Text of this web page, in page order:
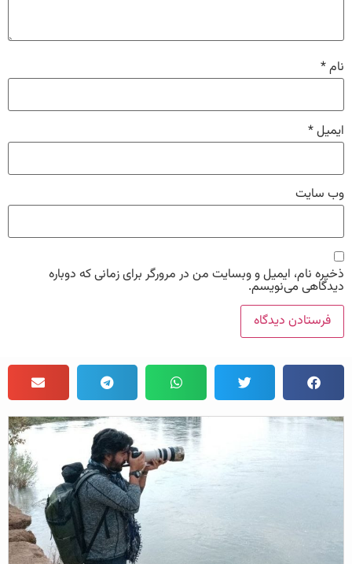
نام*
ایمیل*
وب‌ سایت
ذخیره نام، ایمیل و وبسایت من در مرورگر برای زمانی که دوباره
دیدگاهی می‌نویسم.